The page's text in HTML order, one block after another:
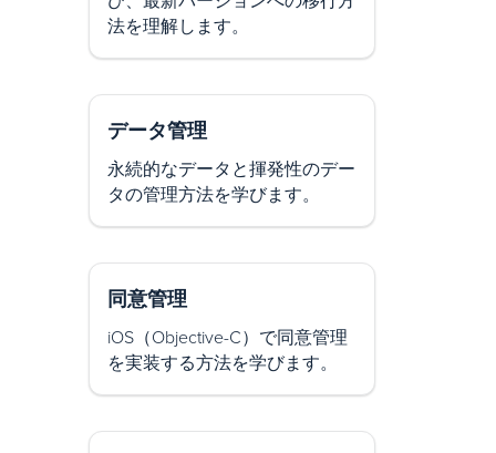
法を理解します。
データ管理
永続的なデータと揮発性のデー
タの管理方法を学びます。
同意管理
iOS（Objective-C）で同意管理
を実装する方法を学びます。